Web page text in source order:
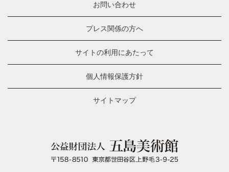
お問い合わせ
プレス関係の方へ
サイトの利用にあたって
個人情報保護方針
サイトマップ